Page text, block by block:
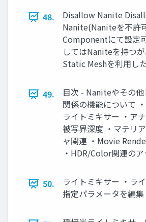
48.
Disallow Nanite
Nanite(Naniteを不許
Componentにて設定
してはNaniteを持つ
Static Meshを利用し
49.
目次 - Naniteやその
関係の機能について
ライトミキサー ・ア
被写界深度 ・マテリ
ャ関連 ・Movie
・HDR/Color関連の
50.
ライトミキサー ・ラ
指定パラメータを編集